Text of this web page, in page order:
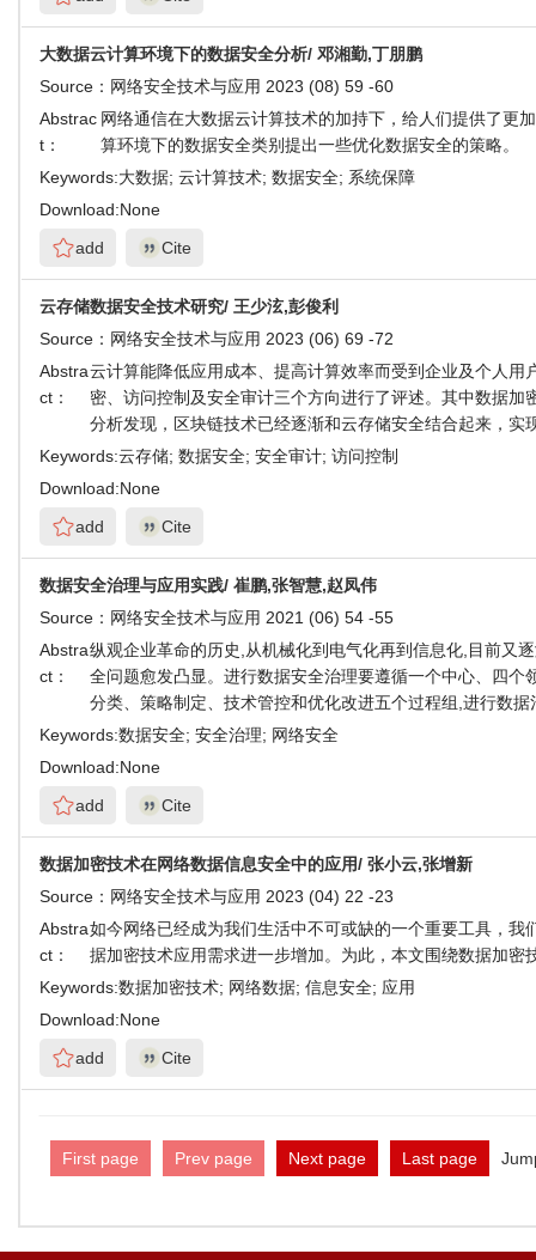
大数据云计算环境下的数据安全分析/ 邓湘勤,丁朋鹏
Source： 网络安全技术与应用 2023 (08) 59 -60
Abstrac
t：
网络通信在大数据云计算技术的加持下，给人们提供了更
算环境下的数据安全类别提出一些优化数据安全的策略。
Keywords:大数据; 云计算技术; 数据安全; 系统保障
Download:None
add
Cite
云存储数据安全技术研究/ 王少泫,彭俊利
Source： 网络安全技术与应用 2023 (06) 69 -72
Abstra
ct：
云计算能降低应用成本、提高计算效率而受到企业及个人
密、访问控制及安全审计三个方向进行了评述。其中数据
分析发现，区块链技术已经逐渐和云存储安全结合起来，
Keywords:云存储; 数据安全; 安全审计; 访问控制
Download:None
add
Cite
数据安全治理与应用实践/ 崔鹏,张智慧,赵凤伟
Source： 网络安全技术与应用 2021 (06) 54 -55
Abstra
ct：
纵观企业革命的历史,从机械化到电气化再到信息化,目前又
全问题愈发凸显。进行数据安全治理要遵循一个中心、四
分类、策略制定、技术管控和优化改进五个过程组,进行数据
Keywords:数据安全; 安全治理; 网络安全
Download:None
add
Cite
数据加密技术在网络数据信息安全中的应用/ 张小云,张增新
Source： 网络安全技术与应用 2023 (04) 22 -23
Abstra
ct：
如今网络已经成为我们生活中不可或缺的一个重要工具，
据加密技术应用需求进一步增加。为此，本文围绕数据加
Keywords:数据加密技术; 网络数据; 信息安全; 应用
Download:None
add
Cite
First page Prev page Next page Last page